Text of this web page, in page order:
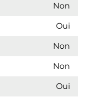
Non
Oui
Non
Non
Oui